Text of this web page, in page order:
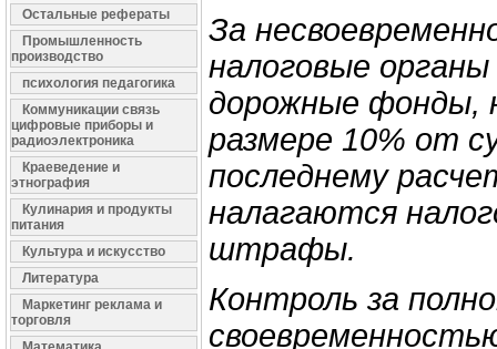
Остальные рефераты
Промышленность
производство
психология педагогика
Коммуникации связь
цифровые приборы и
радиоэлектроника
Краеведение и
этнография
Кулинария и продукты
питания
Культура и искусство
Литература
Маркетинг реклама и
торговля
За
налоговые
дорожные фонды,
размере 10% от
последнему
налагаются
штрафы.
Контроль за